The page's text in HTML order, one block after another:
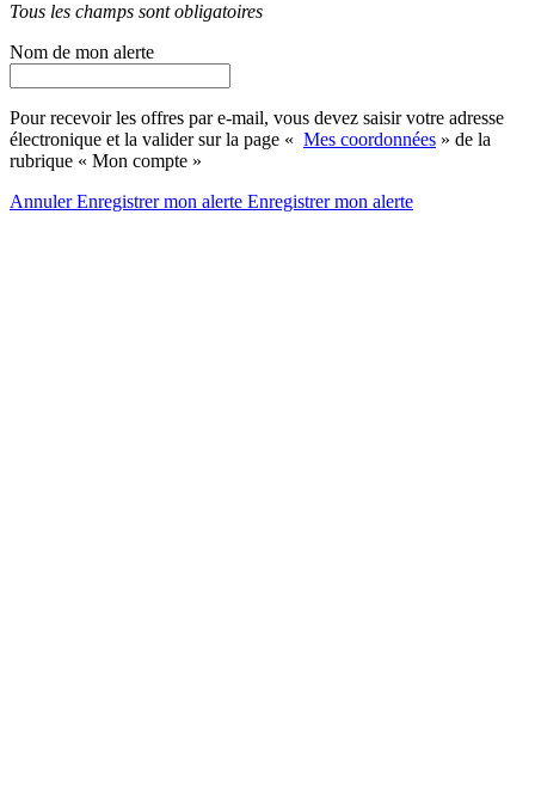
Tous les champs sont obligatoires
Nom de mon alerte
Pour recevoir les offres par e-mail, vous devez saisir votre adresse
électronique et la valider sur la page « Mes coordonnées » de la
rubrique « Mon compte »
AnnulerEnregistrer mon alerte Enregistrermon alerte